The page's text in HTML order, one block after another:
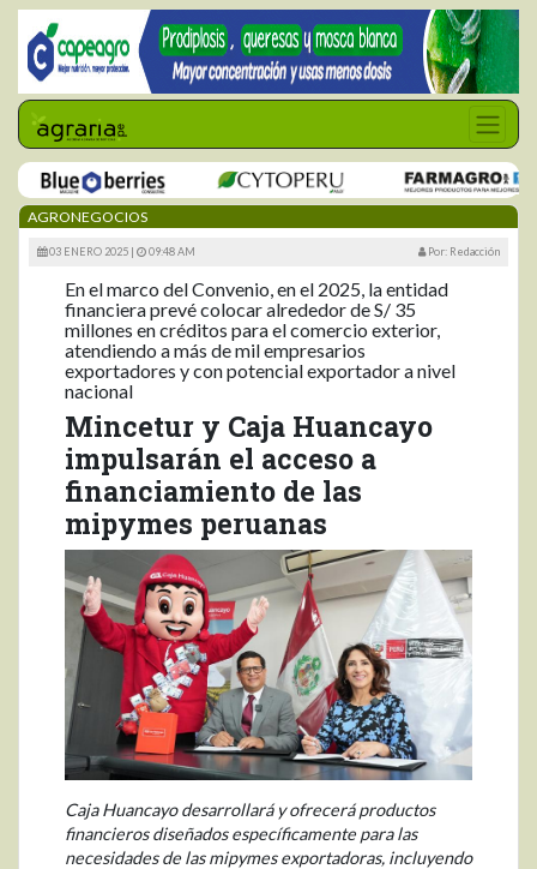
AGRONEGOCIOS
03 ENERO 2025 | 09:48 AM Por: Redacción
En el marco del Convenio, en el 2025, la entidad
financiera prevé colocar alrededor de S/ 35
millones en créditos para el comercio exterior,
atendiendo a más de mil empresarios
exportadores y con potencial exportador a nivel
nacional
Mincetur y Caja Huancayo
impulsarán el acceso a
financiamiento de las
mipymes peruanas
Caja Huancayo desarrollará y ofrecerá productos
financieros diseñados específicamente para las
necesidades de las mipymes exportadoras, incluyendo